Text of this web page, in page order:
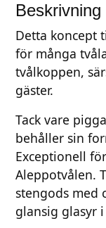
r
e
l
j
u
g
r
ö
n
p
å
Beskrivning
Detta koncept
för många
tvålkoppen,
gäster.
Tack vare
behåller sin
Exceptionell
Aleppotvålen.
stengods med
glansig glasyr